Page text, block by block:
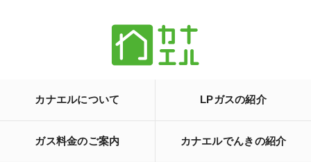
カナエルについて LPガスの紹介
ガス料金のご案内 カナエルでんきの紹介